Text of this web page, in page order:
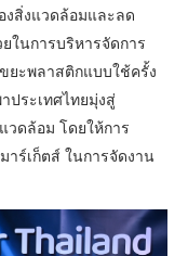
งสิ่งแวดล้อมและลด
ในการบริหารจัดการ
ยะพลาสติกแบบใช้ครั้ง
ประเทศไทยมุ่งสู่
วดล้อม โดยให้การ
ร์เก็ตส์ ในการจัดงาน